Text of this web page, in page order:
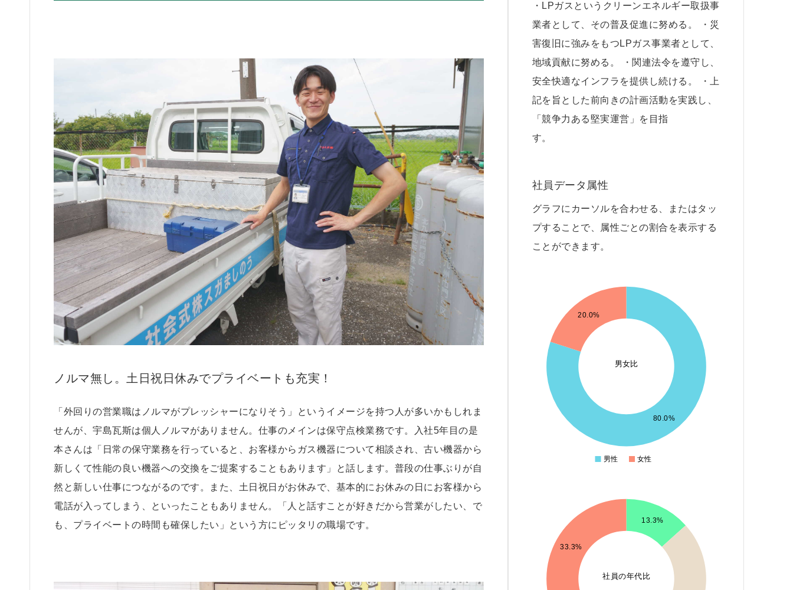
ノルマ無し。土日祝日休みでプライベートも充実！
「外回りの営業職はノルマがプレッシャーになりそう」というイメージを持つ人が多いかもしれま
せんが、宇島瓦斯は個人ノルマがありません。仕事のメインは保守点検業務です。入社5年目の是
本さんは「日常の保守業務を行っていると、お客様からガス機器について相談され、古い機器から
新しくて性能の良い機器への交換をご提案することもあります」と話します。普段の仕事ぶりが自
然と新しい仕事につながるのです。また、土日祝日がお休みで、基本的にお休みの日にお客様から
電話が入ってしまう、といったこともありません。「人と話すことが好きだから営業がしたい、で
も、プライベートの時間も確保したい」という方にピッタリの職場です。
・LPガスというクリーンエネルギー取扱事
業者として、その普及促進に努める。 ・災
害復旧に強みをもつLPガス事業者として、
地域貢献に努める。 ・関連法令を遵守し、
安全快適なインフラを提供し続ける。 ・上
記を旨とした前向きの計画活動を実践し、
「競争力ある堅実運営」を目指
社員データ属性
グラフにカーソルを合わせる、またはタッ
プすることで、属性ごとの割合を表示する
ことができます。
男女比
80.0%
20.0%
男性 女性
社員の年代比
13.3%
33.3%